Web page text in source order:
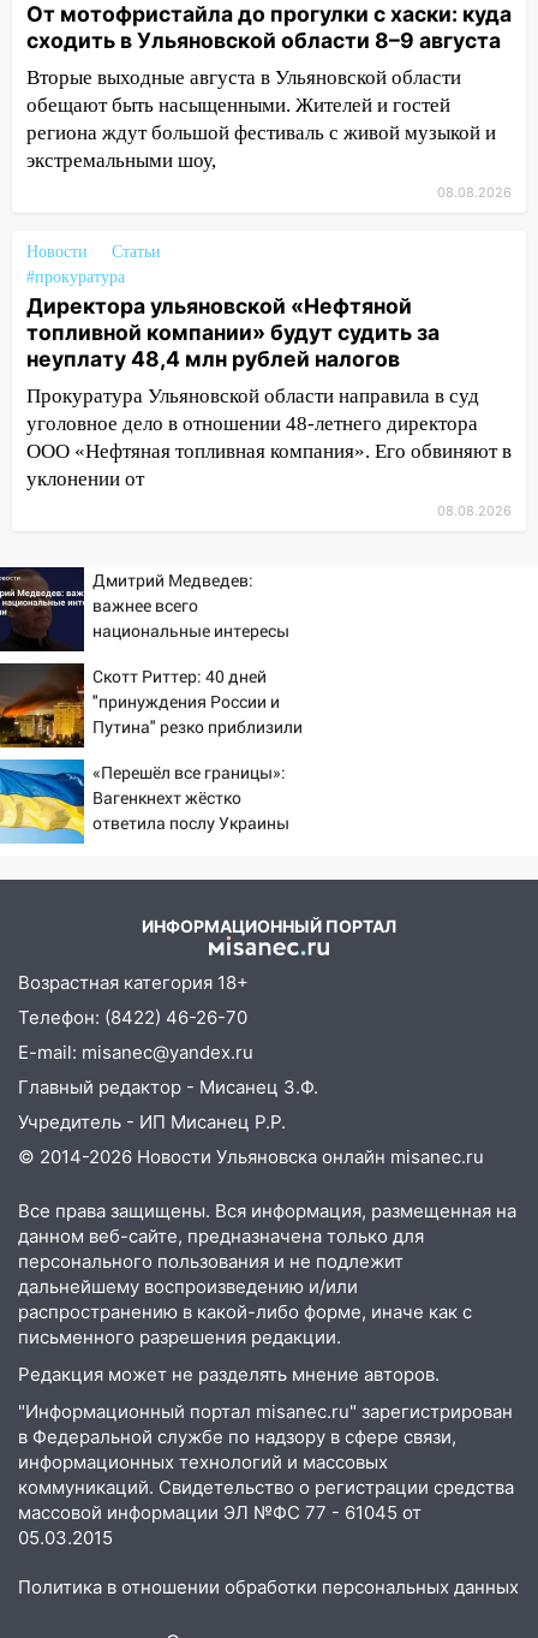
13:14 Ураган оторвал светофор на
проспекте Филатова в Ульяновске
13:12 Дерево пробило крышу дома на
Новгородской в Ульяновске и рухнуло
на электрощит
В Заволжском районе дерево
13:08
Ураган ударил по Ульяновску:
сорванные крыши, поваленные деревья,
затопленные улицы и остановившиеся
трамваи
12:17
Ульяновск накрыл крупный град:
после ливня город снова уходит под
воду
12:12 Прокуратура взяла на контроль
ДТП с шестилетним ребёнком на улице
12:01
Пьяная женщина сбила
шестилетнего ребёнка на улице
Федерации: возбуждено уголовное дело
11:16
В Ульяновске ищут 37-летнего
мужчину, пропавшего ещё 19 июля
10:30
хаски: куда сходить в Ульяновской
области 8–9 августа
10:11
велосипедисты, мотоциклисты и
пешеходы. Обзор крупных аварий в
Ульяновской области
08:30 Поджог со свечой, 16 сгоревших
домов и выстрел за водку
07:50 Какая погоды будет днем 8
06:45 Императорский мост в
Ульяновске останется закрытым до
утра 10 августа
05:18 Судьба готовит сюрприз: гороскоп
деньгами, а кого ждет неожиданная
встреча
04:47 В Ульяновской области объявили
ракетную опасность: звучат сирены
07.08.2026
20:40
купить тракторы с отсрочкой платежа
От мотофристайла до прогулки с хаски: куда
сходить в Ульяновской области 8–9 августа
Вторые выходные августа в Ульяновской области
обещают быть насыщенными. Жителей и гостей
региона ждут большой фестиваль с живой музыкой и
экстремальными шоу,
08.08.2026
Новости
Статьи
#прокуратура
Директора ульяновской «Нефтяной
топливной компании» будут судить за
неуплату 48,4 млн рублей налогов
Прокуратура Ульяновской области направила в суд
уголовное дело в отношении 48-летнего директора
ООО «Нефтяная топливная компания». Его обвиняют в
уклонении от
08.08.2026
Дмитрий Медведев:
важнее всего
национальные интересы
Скотт Риттер: 40 дней
"принуждения России и
Путина" резко приблизили
«Перешёл все границы»:
Вагенкнехт жёстко
ответила послу Украины
ИНФОРМАЦИОННЫЙ ПОРТАЛ
Возрастная категория 18+
Телефон: (8422) 46-26-70
E-mail: misanec@yandex.ru
Главный редактор - Мисанец З.Ф.
Учредитель - ИП Мисанец Р.Р.
© 2014-2026 Новости Ульяновска онлайн misanec.ru
Все права защищены. Вся информация, размещенная на
данном веб-сайте, предназначена только для
персонального пользования и не подлежит
дальнейшему воспроизведению и/или
распространению в какой-либо форме, иначе как с
письменного разрешения редакции.
Редакция может не разделять мнение авторов.
"Информационный портал misanec.ru" зарегистрирован
в Федеральной службе по надзору в сфере связи,
информационных технологий и массовых
коммуникаций. Свидетельство о регистрации средства
массовой информации ЭЛ №ФС 77 - 61045 от
05.03.2015
Политика в отношении обработки персональных данных